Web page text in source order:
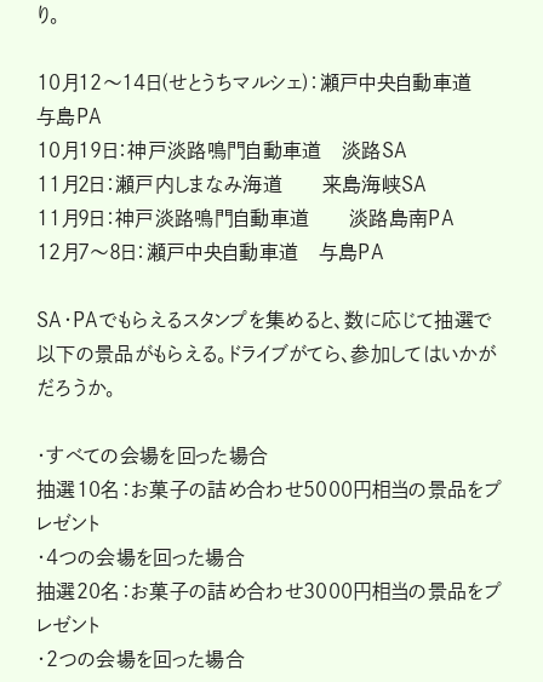
り。
10月12～14日(せとうちマルシェ)：瀬戸中央自動車道
与島PA
10月19日：神戸淡路鳴門自動車道 淡路SA
11月2日：瀬戸内しまなみ海道 来島海峡SA
11月9日：神戸淡路鳴門自動車道 淡路島南PA
12月7～8日：瀬戸中央自動車道 与島PA
SA・PAでもらえるスタンプを集めると、数に応じて抽選で
以下の景品がもらえる。ドライブがてら、参加してはいかが
だろうか。
・すべての会場を回った場合
抽選10名：お菓子の詰め合わせ5000円相当の景品をプ
レゼント
・4つの会場を回った場合
抽選20名：お菓子の詰め合わせ3000円相当の景品をプ
レゼント
・2つの会場を回った場合